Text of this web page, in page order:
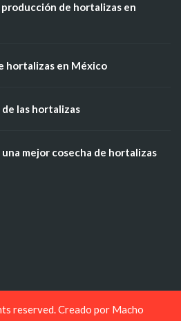
de hortalizas en
hortalizas en México
las hortalizas
mejor cosecha de hortalizas
reserved. Creado por Macho